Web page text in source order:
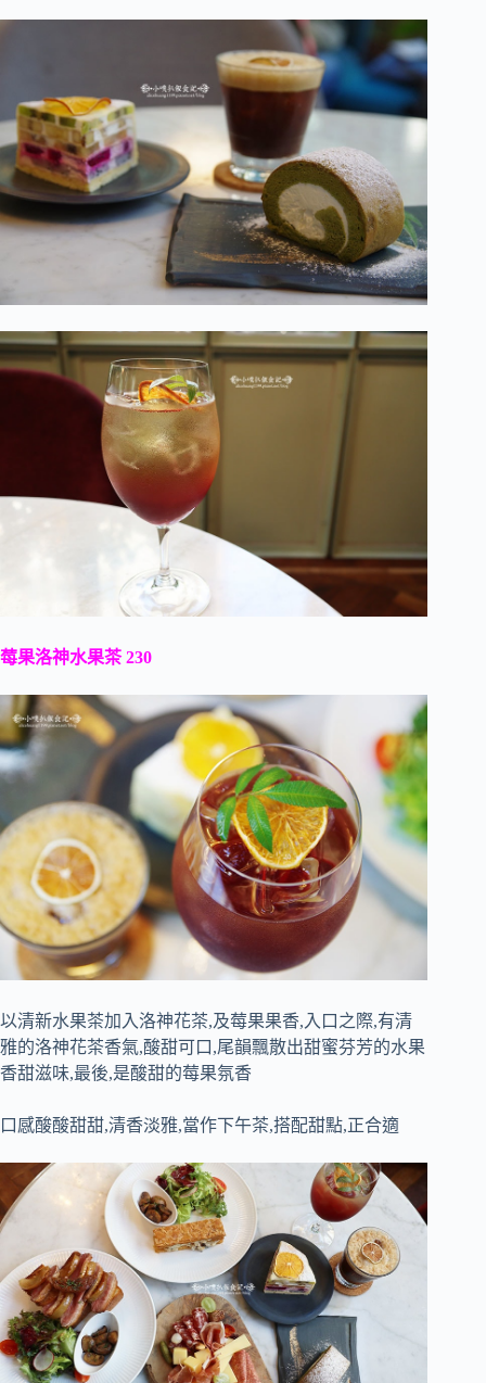
莓果洛神水果茶 230
以清新水果茶加入洛神花茶,及莓果果香,入口之際,有清
雅的洛神花茶香氣,酸甜可口,尾韻飄散出甜蜜芬芳的水果
香甜滋味,最後,是酸甜的莓果氛香
口感酸酸甜甜,清香淡雅,當作下午茶,搭配甜點,正合適